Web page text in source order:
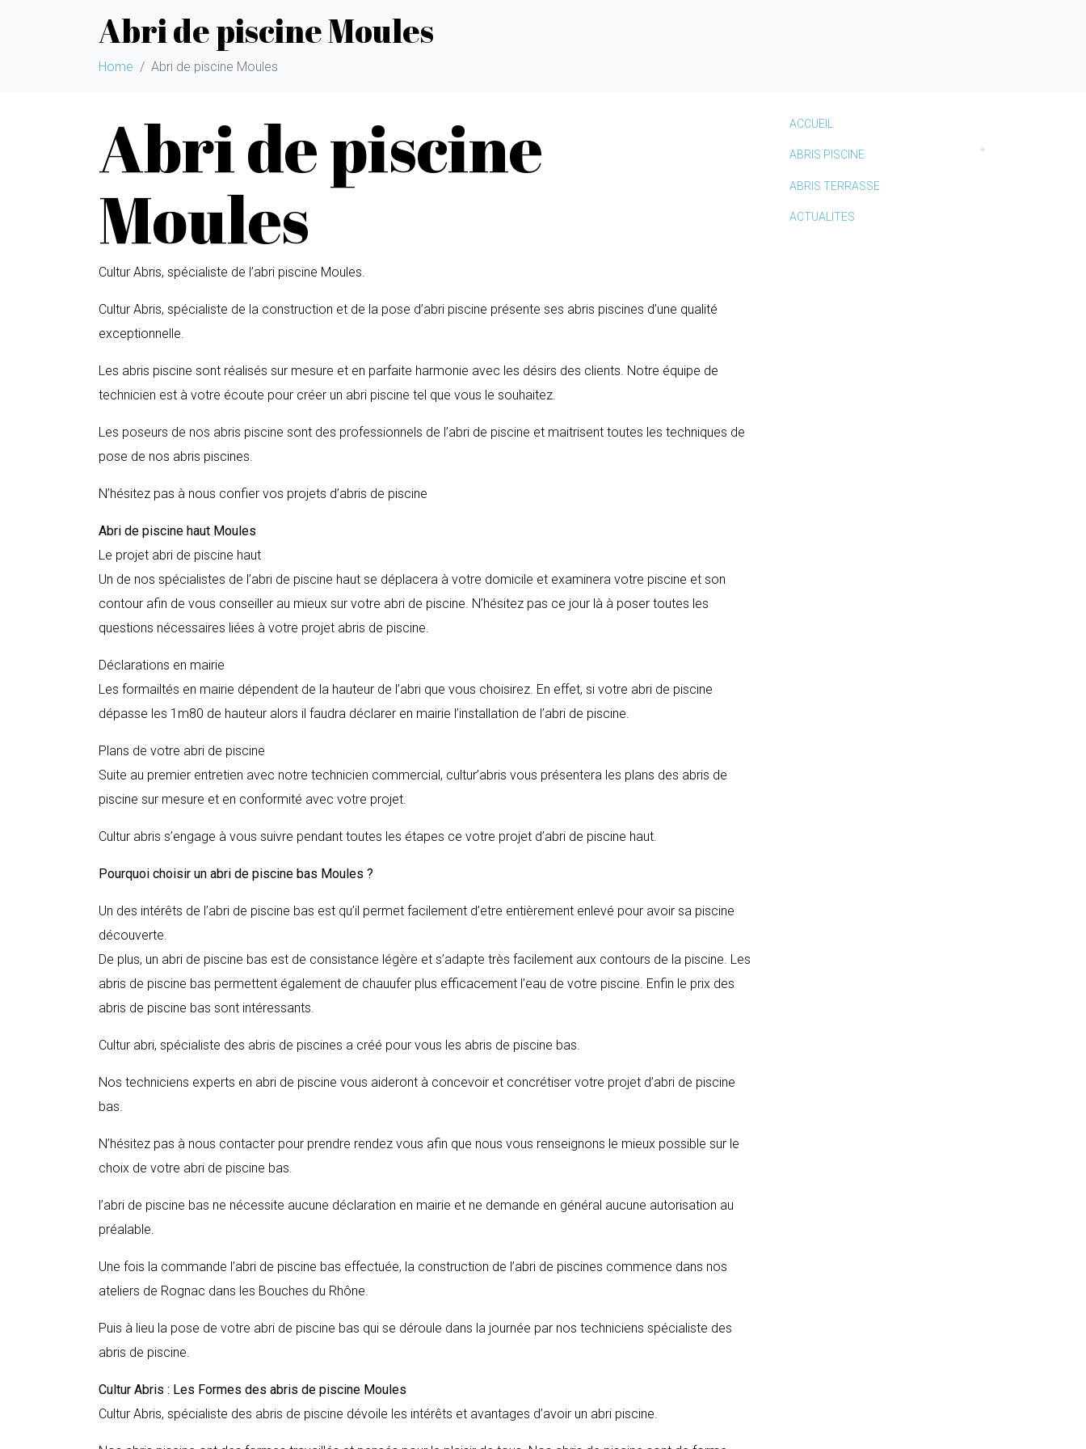
Abri de piscine Moules
Home Abri de piscine Moules
Abri de piscine
Moules
Cultur Abris, spécialiste de l’abri piscine Moules.
Cultur Abris, spécialiste de la construction et de la pose d’abri piscine présente ses abris piscines d’une qualité
exceptionnelle.
Les abris piscine sont réalisés sur mesure et en parfaite harmonie avec les désirs des clients. Notre équipe de
technicien est à votre écoute pour créer un abri piscine tel que vous le souhaitez.
Les poseurs de nos abris piscine sont des professionnels de l’abri de piscine et maitrisent toutes les techniques de
pose de nos abris piscines.
N’hésitez pas à nous confier vos projets d’abris de piscine
Abri de piscine haut Moules
Le projet abri de piscine haut
Un de nos spécialistes de l’abri de piscine haut se déplacera à votre domicile et examinera votre piscine et son
contour afin de vous conseiller au mieux sur votre abri de piscine. N’hésitez pas ce jour là à poser toutes les
questions nécessaires liées à votre projet abris de piscine.
Déclarations en mairie
Les formailtés en mairie dépendent de la hauteur de l’abri que vous choisirez. En effet, si votre abri de piscine
dépasse les 1m80 de hauteur alors il faudra déclarer en mairie l’installation de l’abri de piscine.
Plans de votre abri de piscine
Suite au premier entretien avec notre technicien commercial, cultur’abris vous présentera les plans des abris de
piscine sur mesure et en conformité avec votre projet.
Cultur abris s’engage à vous suivre pendant toutes les étapes ce votre projet d’abri de piscine haut.
Pourquoi choisir un abri de piscine bas Moules ?
Un des intérêts de l’abri de piscine bas est qu’il permet facilement d’etre entièrement enlevé pour avoir sa piscine
découverte.
De plus, un abri de piscine bas est de consistance légère et s’adapte très facilement aux contours de la piscine. Les
abris de piscine bas permettent également de chauufer plus efficacement l’eau de votre piscine. Enfin le prix des
abris de piscine bas sont intéressants.
Cultur abri, spécialiste des abris de piscines a créé pour vous les abris de piscine bas.
Nos techniciens experts en abri de piscine vous aideront à concevoir et concrétiser votre projet d’abri de piscine
bas.
N’hésitez pas à nous contacter pour prendre rendez vous afin que nous vous renseignons le mieux possible sur le
choix de votre abri de piscine bas.
l’abri de piscine bas ne nécessite aucune déclaration en mairie et ne demande en général aucune autorisation au
préalable.
Une fois la commande l’abri de piscine bas effectuée, la construction de l’abri de piscines commence dans nos
ateliers de Rognac dans les Bouches du Rhône.
Puis à lieu la pose de votre abri de piscine bas qui se déroule dans la journée par nos techniciens spécialiste des
abris de piscine.
Cultur Abris : Les Formes des abris de piscine Moules
Cultur Abris, spécialiste des abris de piscine dévoile les intérêts et avantages d’avoir un abri piscine.
ACCUEIL
ABRIS PISCINE
ABRIS TERRASSE
ACTUALITES